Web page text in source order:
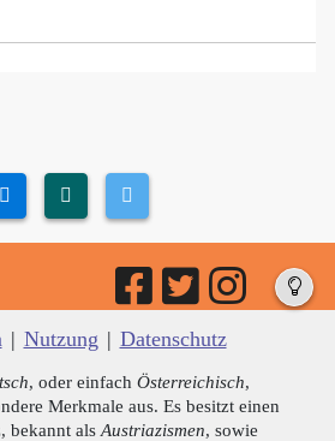
| Nutzung | Datenschutz
, oder einfach Österreichisch,
Merkmale aus. Es besitzt einen
bekannt als Austriazismen, sowie